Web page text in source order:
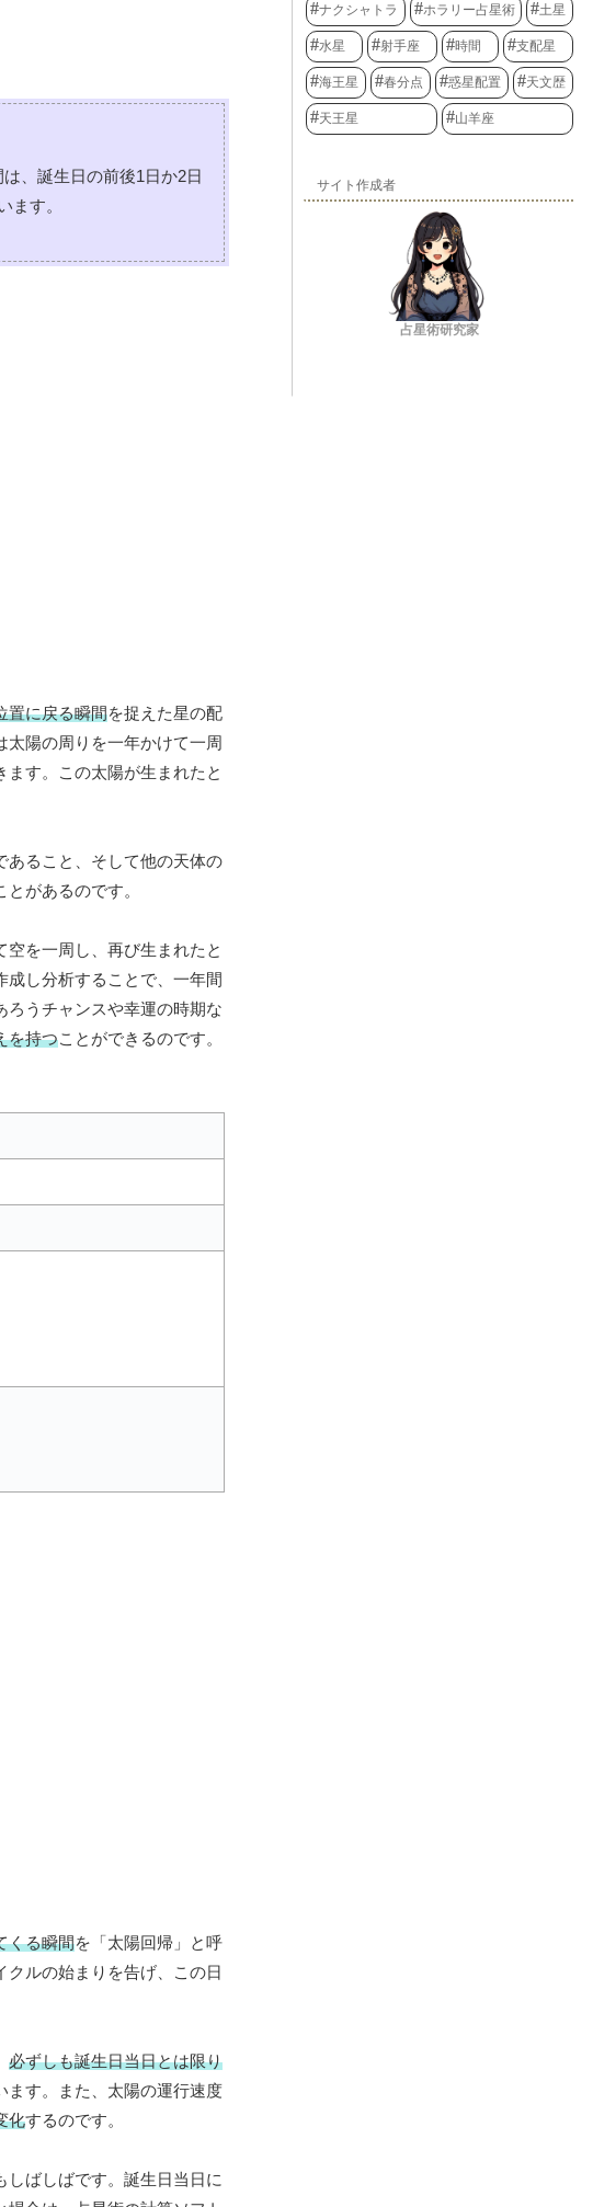
、誕生日の前後1日か2日
ます。
置に戻る瞬間を捉えた星の配
陽の周りを一年かけて一周
す。この太陽が生まれたと
あること、そして他の天体の
があるのです。
を一周し、再び生まれたと
成し分析することで、一年間
うチャンスや幸運の時期な
を持つことができるのです。
くる瞬間を「太陽回帰」と呼
ルの始まりを告げ、この日
必ずしも誕生日当日とは限り
ます。また、太陽の運行速度
化するのです。
ばしばです。誕生日当日に
ナクシャトラ ホラリー占星術 土星
水星 射手座 時間 支配星
海王星 春分点 惑星配置 天文歴
天王星 山羊座
サイト作成者
占星術研究家